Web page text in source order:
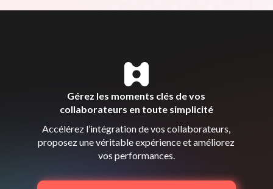
Gérez les moments clés de vos
collaborateurs en toute simplicité
Accélérez l’intégration de vos collaborateurs,
proposez une véritable expérience et améliorez
vos performances.